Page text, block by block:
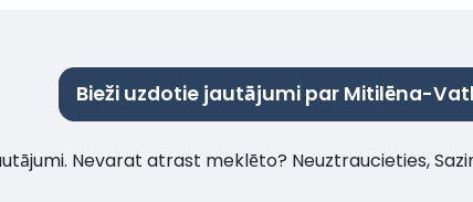
Bieži uzdotie jautājumi par Mitilēna-
Nevarat atrast meklēto? Neuztraucieties,